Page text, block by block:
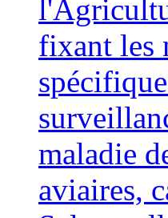
fixant les
maladie
aviaires,